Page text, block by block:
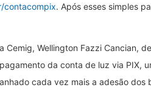
contacompix. Após esses simples
Wellington Fazzi Cancian,
da conta de luz via PIX,
cada vez mais a adesão dos